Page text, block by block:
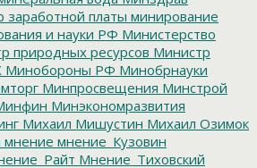
платы минирование
и науки РФ Министерство
природных ресурсов Министр
Минобороны РФ Минобрнауки
Минпросвещения Минстрой
Минэкономразвития
Михаил Мишустин Михаил Озимок
мнение мнение_Кузовин
Мнение_Тиховский